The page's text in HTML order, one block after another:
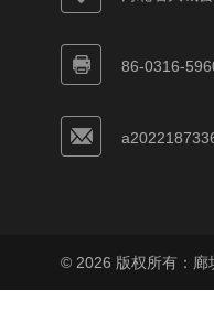
86-0316-
© 2026 版权所有：